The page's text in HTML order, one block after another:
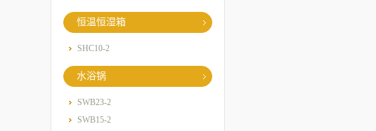
恒温恒湿箱
SHC10-2
水浴锅
SWB23-2
SWB15-2